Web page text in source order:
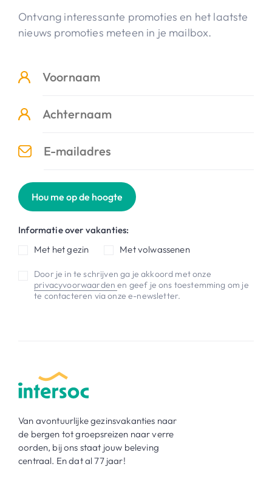
Ontvang interessante promoties en het laatste
nieuws promoties meteen in je mailbox.
Hou me op de hoogte
Informatie over vakanties:
Met het gezin
Met volwassenen
Door je in te schrijven ga je akkoord met onze
privacyvoorwaardenen geef je ons toestemming om je
te contacteren via onze e-newsletter.
Van avontuurlijke gezinsvakanties naar
de bergen tot groepsreizen naar verre
oorden, bij ons staat jouw beleving
centraal. En dat al 77 jaar!